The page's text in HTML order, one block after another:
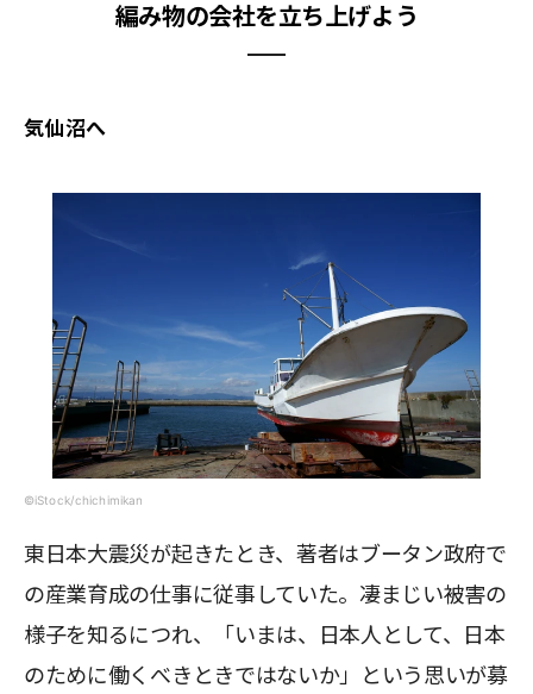
編み物の会社を立ち上げよう
気仙沼へ
©iStock/chichimikan
東日本大震災が起きたとき、著者はブータン政府で
の産業育成の仕事に従事していた。凄まじい被害の
様子を知るにつれ、「いまは、日本人として、日本
のために働くべきときではないか」という思いが募